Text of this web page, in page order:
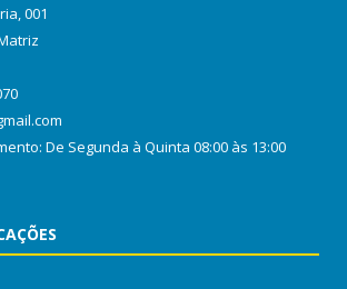
001
De Segunda à Quinta 08:00 às 13:00